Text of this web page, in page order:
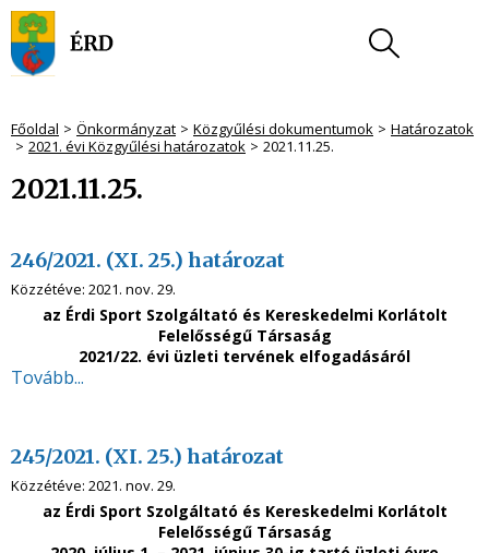
Főoldal Önkormányzat Közgyűlési dokumentumok
Határozatok
2021. évi Közgyűlési határozatok
2021.11.25.
2021.11.25.
246/2021. (XI. 25.) határozat
Közzétéve: 2021. nov. 29.
az Érdi Sport Szolgáltató és Kereskedelmi Korlátolt
Felelősségű Társaság
2021/22. évi üzleti tervének elfogadásáról
Tovább...
245/2021. (XI. 25.) határozat
Közzétéve: 2021. nov. 29.
az Érdi Sport Szolgáltató és Kereskedelmi Korlátolt
Felelősségű Társaság